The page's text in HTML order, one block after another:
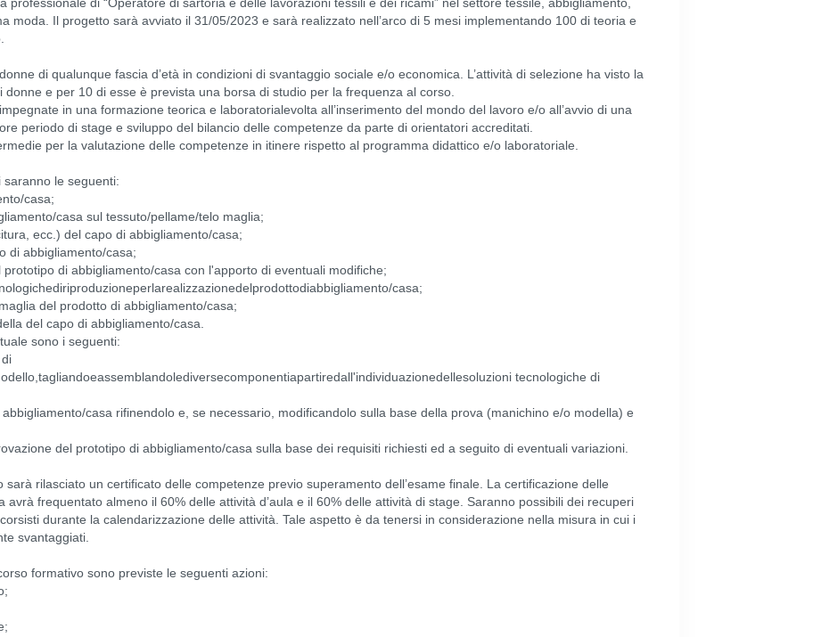
professionale di “Operatore di sartoria e delle lavorazioni tessili e dei ricami” nel settore tessile, abbigliamento,
moda. Il progetto sarà avviato il 31/05/2023 e sarà realizzato nell’arco di 5 mesi implementando 100 di teoria e
di qualunque fascia d’età in condizioni di svantaggio sociale e/o economica. L’attività di selezione ha visto la
donne e per 10 di esse è prevista una borsa di studio per la frequenza al corso.
in una formazione teorica e laboratorialevolta all’inserimento del mondo del lavoro e/o all’avvio di una
periodo di stage e sviluppo del bilancio delle competenze da parte di orientatori accreditati.
per la valutazione delle competenze in itinere rispetto al programma didattico e/o laboratoriale.
saranno le seguenti:
casa;
casa sul tessuto/pellame/telo maglia;
ecc.) del capo di abbigliamento/casa;
di abbigliamento/casa;
prototipo di abbigliamento/casa con l'apporto di eventuali modifiche;
casa;
del prodotto di abbigliamento/casa;
del capo di abbigliamento/casa.
sono i seguenti:
tecnologiche di
casa rifinendolo e, se necessario, modificandolo sulla base della prova (manichino e/o modella) e
del prototipo di abbigliamento/casa sulla base dei requisiti richiesti ed a seguito di eventuali variazioni.
rilasciato un certificato delle competenze previo superamento dell’esame finale. La certificazione delle
avrà frequentato almeno il 60% delle attività d’aula e il 60% delle attività di stage. Saranno possibili dei recuperi
durante la calendarizzazione delle attività. Tale aspetto è da tenersi in considerazione nella misura in cui i
svantaggiati.
formativo sono previste le seguenti azioni: